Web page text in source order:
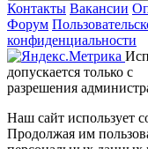
Контакты Вакансии
Форум
конфиденциальности
допускается только с
разрешения
Наш сайт использует
Продолжая им